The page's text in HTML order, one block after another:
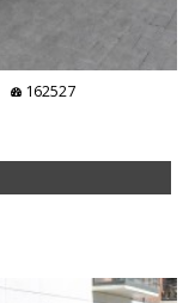
162527